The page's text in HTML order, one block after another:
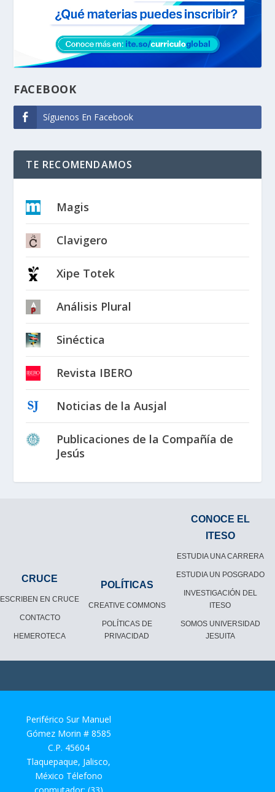
FACEBOOK
Síguenos En Facebook
TE RECOMENDAMOS
Magis
Clavigero
Xipe Totek
Análisis Plural
Sinéctica
Revista IBERO
Noticias de la Ausjal
Publicaciones de la Compañía de
Jesús
CRUCE
ESCRIBEN EN CRUCE
CONTACTO
HEMEROTECA
POLÍTICAS
CREATIVE COMMONS
POLÍTICAS DE
PRIVACIDAD
CONOCE EL
ITESO
ESTUDIA UNA CARRERA
ESTUDIA UN POSGRADO
INVESTIGACIÓN DEL
ITESO
SOMOS UNIVERSIDAD
JESUITA
Periférico Sur Manuel
Gómez Morin # 8585
C.P. 45604
Tlaquepaque, Jalisco,
México Télefono